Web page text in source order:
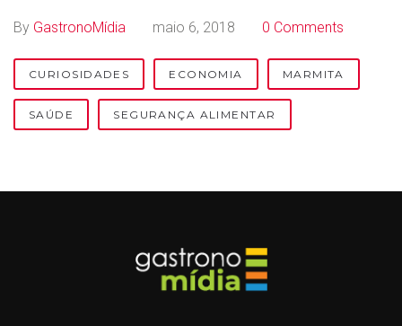
By GastronoMídia maio 6, 2018 0 Comments
CURIOSIDADES ECONOMIA MARMITA
SAÚDE SEGURANÇA ALIMENTAR